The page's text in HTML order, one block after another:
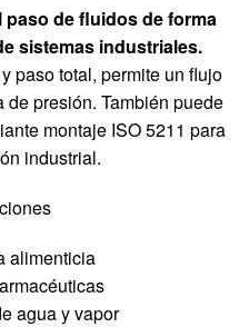
paso de fluidos de forma
sistemas industriales.
paso total, permite un flujo
presión. También puede
montaje ISO 5211 para
industrial.
alimenticia
agua y vapor